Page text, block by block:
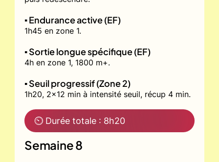
▪️ Endurance active (EF)
1h45 en zone 1.
▪️ Sortie longue spécifique (EF)
4h en zone 1, 1800 m+.
▪️ Seuil progressif (Zone 2)
1h20, 2x12 min à intensité seuil, récup 4 min.
⏲ Durée totale : 8h20
Semaine 8